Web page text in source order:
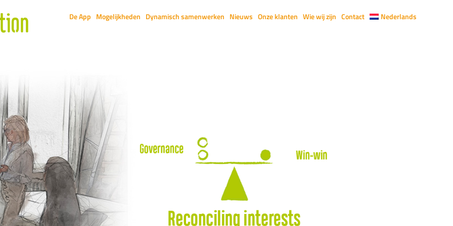
De App Mogelijkheden Dynamisch samenwerken Nieuws Onze klanten Wie wij zijn Contact Nederlands